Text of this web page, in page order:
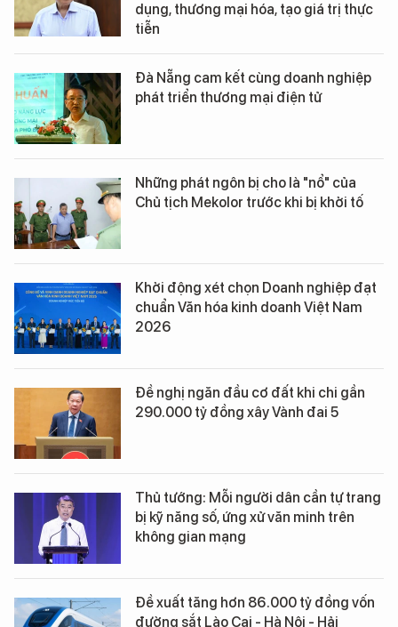
dụng, thương mại hóa, tạo giá trị thực
tiễn
Đà Nẵng cam kết cùng doanh nghiệp
phát triển thương mại điện tử
Những phát ngôn bị cho là "nổ" của
Chủ tịch Mekolor trước khi bị khởi tố
Khởi động xét chọn Doanh nghiệp đạt
chuẩn Văn hóa kinh doanh Việt Nam
2026
Đề nghị ngăn đầu cơ đất khi chi gần
290.000 tỷ đồng xây Vành đai 5
Thủ tướng: Mỗi người dân cần tự trang
bị kỹ năng số, ứng xử văn minh trên
không gian mạng
Đề xuất tăng hơn 86.000 tỷ đồng vốn
đường sắt Lào Cai - Hà Nội - Hải